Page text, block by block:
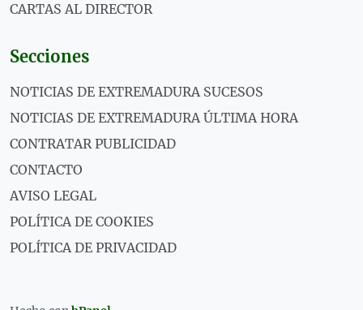
CARTAS AL DIRECTOR
Secciones
NOTICIAS DE EXTREMADURA SUCESOS
NOTICIAS DE EXTREMADURA ÚLTIMA HORA
CONTRATAR PUBLICIDAD
CONTACTO
AVISO LEGAL
POLÍTICA DE COOKIES
POLÍTICA DE PRIVACIDAD